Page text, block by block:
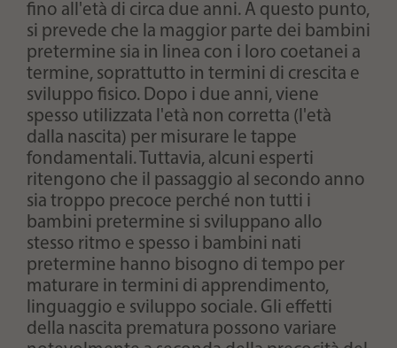
fino all'età di circa due anni. A questo punto,
si prevede che la maggior parte dei bambini
pretermine sia in linea con i loro coetanei a
termine, soprattutto in termini di crescita e
sviluppo fisico. Dopo i due anni, viene
spesso utilizzata l'età non corretta (l'età
dalla nascita) per misurare le tappe
fondamentali. Tuttavia, alcuni esperti
ritengono che il passaggio al secondo anno
sia troppo precoce perché non tutti i
bambini pretermine si sviluppano allo
stesso ritmo e spesso i bambini nati
pretermine hanno bisogno di tempo per
maturare in termini di apprendimento,
linguaggio e sviluppo sociale. Gli effetti
della nascita prematura possono variare